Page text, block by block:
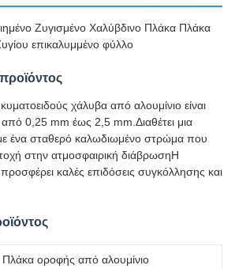
Ζυγισμένο Χαλύβδινο Πλάκα Πλάκα
επικαλυμμένο φύλλο
χάλυβα από αλουμίνιο είναι
0,25 mm έως 2,5 mm.Διαθέτει μια
με ένα σταθερό καλωδιωμένο στρώμα που
στην ατμοσφαιρική διάβρωσηΗ
καλές επιδόσεις συγκόλλησης και
Πλάκα οροφής από αλουμίνιο